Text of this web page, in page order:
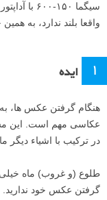
واقعا بلند ندارد، به
۱ ایده
هنگام گرفتن عکس ها،
عکاسی مهم است. این
در ترکیب با اشیاء دیگر
طلوع (و غروب) ماه خیلی
گرفتن عکس خود ندارید.